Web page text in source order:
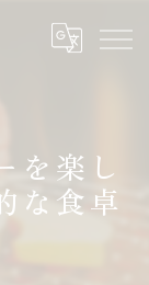
を楽し
な食卓